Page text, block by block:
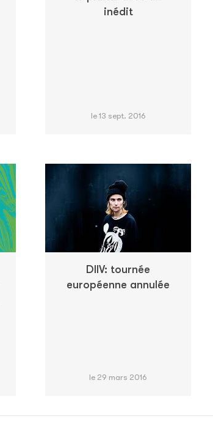
inédit
le 13 sept. 2016
DIIV: tournée
européenne annulée
le 29 mars 2016